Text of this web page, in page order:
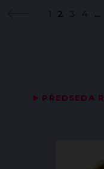
▶ PŘEDSEDA
2 ...